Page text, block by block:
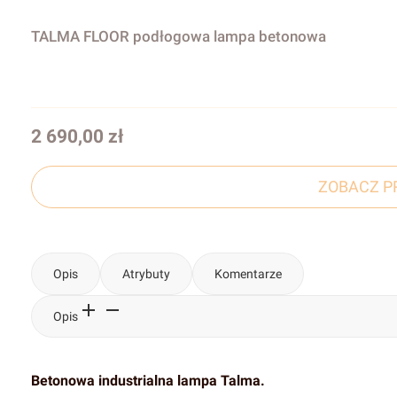
TALMA FLOOR podłogowa lampa betonowa
Cena
2 690,00 zł
ZOBACZ
Opis Atrybuty Komentarze
Opis
Betonowa industrialna lampa Talma.